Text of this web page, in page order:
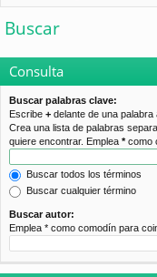
es
rá
pi
d
os
Buscar
Consulta
Buscar palabras clave:
Escribe + delante de una
Crea una lista de palabras
quiere encontrar. Emplea *como
Buscar todos los términos
Buscar cualquier término
Buscar autor:
Emplea * como comodín para